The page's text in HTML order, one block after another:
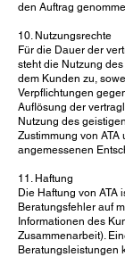
den Auftrag
10. Nutzungsrechte
Für die Dauer der
steht die Nutzung
dem Kunden zu,
Verpflichtungen
Auflösung der
Nutzung des
Zustimmung von
angemessenen
11. Haftung
Die Haftung von ATA
Beratungsfehler auf
Informationen des
Zusammenarbeit).
Beratungsleistungen